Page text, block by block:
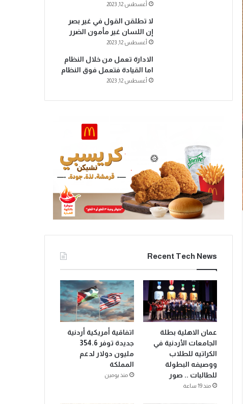
أغسطس 12, 2023
لا تطلقن القول في غير بصر
إن اللسان غير مأمون الضرر
أغسطس 12, 2023
الادارة تعمل من خلال النظام
اما القيادة فتعمل فوق النظام
أغسطس 12, 2023
Recent Tech News
عمان الاهلية بطلة
الجامعات الأردنية في
الكراتيه للطلاب
ووصيفه البطولة
للطالبات .. صور
منذ 19 ساعة
اتفاقية أمريكية أردنية
جديدة توفر 354.6
مليون دولار لدعم
المملكة
منذ يومين